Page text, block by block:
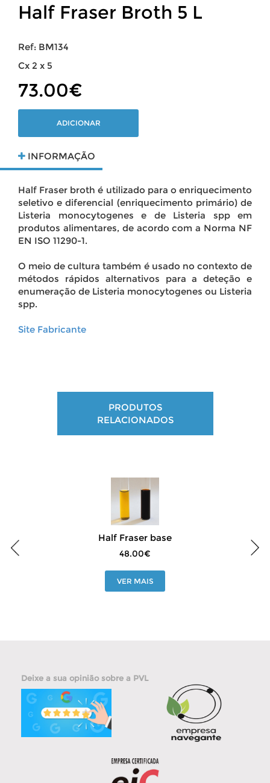
Half Fraser Broth 5 L
Ref: BM134
Cx 2 x 5
73.00€
ADICIONAR
INFORMAÇÃO
Half Fraser broth é utilizado para o enriquecimento
seletivo e diferencial (enriquecimento primário) de
Listeria monocytogenes e de Listeria spp em
produtos alimentares, de acordo com a Norma NF
EN ISO 11290-1.
O meio de cultura também é usado no contexto de
métodos rápidos alternativos para a deteção e
enumeração de Listeria monocytogenes ou Listeria
spp.
Site Fabricante
PRODUTOS
RELACIONADOS
Half Fraser base
48.00€
VER MAIS
Deixe a sua opinião sobre a PVL